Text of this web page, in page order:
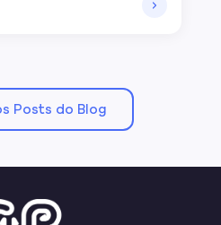
Posts do Blog